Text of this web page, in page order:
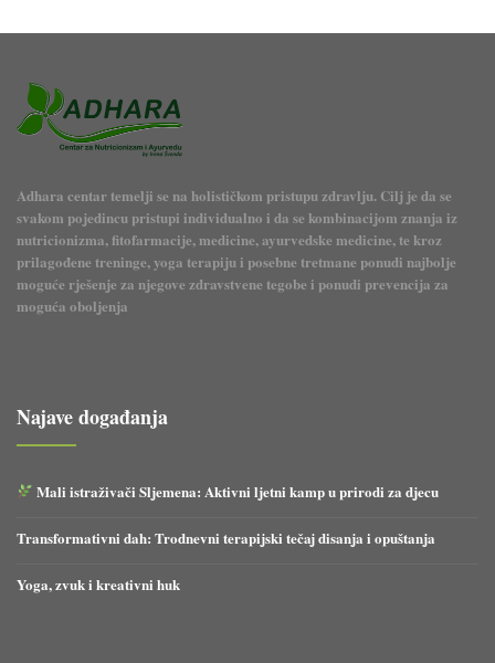
Adhara centar temelji se na holističkom pristupu zdravlju. Cilj je da se
svakom pojedincu pristupi individualno i da se kombinacijom znanja iz
nutricionizma, fitofarmacije, medicine, ayurvedske medicine, te kroz
prilagođene treninge, yoga terapiju i posebne tretmane ponudi najbolje
moguće rješenje za njegove zdravstvene tegobe i ponudi prevencija za
moguća oboljenja
Najave događanja
Mali istraživači Sljemena: Aktivni ljetni kamp u prirodi za djecu
Transformativni dah: Trodnevni terapijski tečaj disanja i opuštanja
Yoga, zvuk i kreativni huk